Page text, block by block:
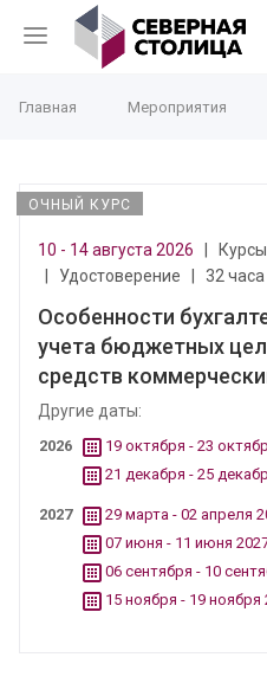
Главная Мероприятия
ОЧНЫЙ КУРС
10 - 14 августа 2026
Удостоверение 32 часа
Особенности
учета бюджетных
средств
Другие даты:
2026
19 октября - 23
21 декабря - 25
2027
29 марта - 02 апреля
07 июня - 11 июня
06 сентября - 10
15 ноября - 19 ноября